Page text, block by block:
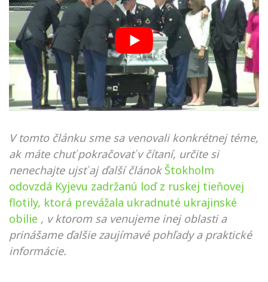
V tomto článku sme sa venovali konkrétnej téme,
ak máte chuť pokračovať v čítaní, určite si
nenechajte ujsť aj ďalší článok Štokholm
odovzdá Kyjevu zadržanú loď z ruskej tieňovej
flotily, ktorá prevážala ukradnuté ukrajinské
obilie , v ktorom sa venujeme inej oblasti a
prinášame ďalšie zaujímavé pohľady a praktické
informácie.